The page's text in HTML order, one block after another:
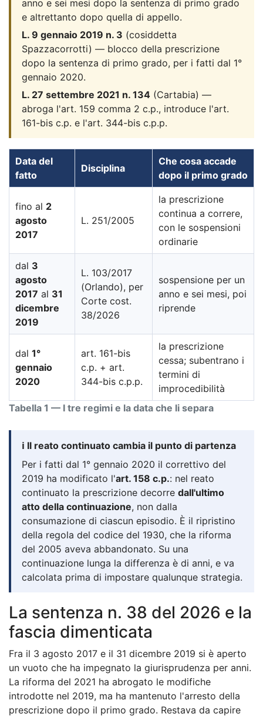
anno e sei mesi dopo la sentenza di primo grado
e altrettanto dopo quella di appello.
L. 9 gennaio 2019 n. 3 (cosiddetta
Spazzacorrotti) — blocco della prescrizione
dopo la sentenza di primo grado, per i fatti dal 1°
gennaio 2020.
L. 27 settembre 2021 n. 134 (Cartabia) —
abroga l'art. 159 comma 2 c.p., introduce l'art.
161-bis c.p. e l'art. 344-bis c.p.p.
Tabella 1 — I tre regimi e la data che li separa
Data del
fatto
Disciplina
Che cosa accade
dopo il primo grado
fino al 2
agosto
2017
L. 251/2005
la prescrizione
continua a correre,
con le sospensioni
ordinarie
dal 3
agosto
2017 al 31
dicembre
2019
L. 103/2017
(Orlando), per
Corte cost.
38/2026
sospensione per un
anno e sei mesi, poi
riprende
dal 1°
gennaio
2020
art. 161-bis
c.p. + art.
344-bis c.p.p.
la prescrizione
cessa; subentrano i
termini di
improcedibilità
ℹ️ Il reato continuato cambia il punto di partenza
Per i fatti dal 1° gennaio 2020 il correttivo del
2019 ha modificato l'art. 158 c.p.: nel reato
continuato la prescrizione decorre dall'ultimo
atto della continuazione, non dalla
consumazione di ciascun episodio. È il ripristino
della regola del codice del 1930, che la riforma
del 2005 aveva abbandonato. Su una
continuazione lunga la differenza è di anni, e va
calcolata prima di impostare qualunque strategia.
La sentenza n. 38 del 2026 e la
fascia dimenticata
Fra il 3 agosto 2017 e il 31 dicembre 2019 si è aperto
un vuoto che ha impegnato la giurisprudenza per anni.
La riforma del 2021 ha abrogato le modifiche
introdotte nel 2019, ma ha mantenuto l'arresto della
prescrizione dopo il primo grado. Restava da capire